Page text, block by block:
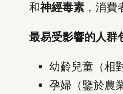
和神經毒素 ，消
最易受影響的人群
幼齡兒童（相
孕婦（鑒於農